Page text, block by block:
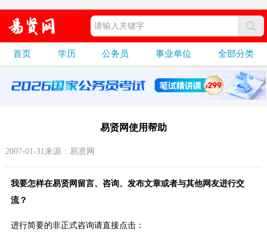
首页 学历 公务员 事业单位 全部分类
易贤网使用帮助
2007-01-31来源：易贤网
我要怎样在易贤网留言、咨询、发布文章或者与其他网友进行交
流？
进行简要的非正式咨询请直接点击：